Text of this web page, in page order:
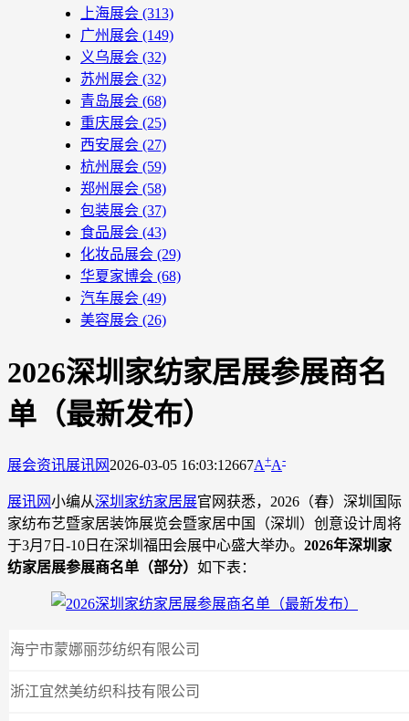
上海展会 (313)
广州展会 (149)
义乌展会 (32)
苏州展会 (32)
青岛展会 (68)
重庆展会 (25)
西安展会 (27)
杭州展会 (59)
郑州展会 (58)
包装展会 (37)
食品展会 (43)
化妆品展会 (29)
华夏家博会 (68)
汽车展会 (49)
美容展会 (26)
2026深圳家纺家居展参展商名
单（最新发布）
展会资讯展讯网 2026-03-05 16:03:12667A+A-
展讯网小编从深圳家纺家居展官网获悉，2026（春）深圳国际
家纺布艺暨家居装饰展览会暨家居中国（深圳）创意设计周将
于3月7日-10日在深圳福田会展中心盛大举办。 2026年深圳家
纺家居展参展商名单（部分） 如下表：
海宁市蒙娜丽莎纺织有限公司
浙江宜然美纺织科技有限公司